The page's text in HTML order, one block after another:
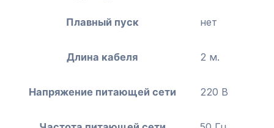
Плавный пуск нет
Длина кабеля 2 м.
Напряжение питающей сети 220 В